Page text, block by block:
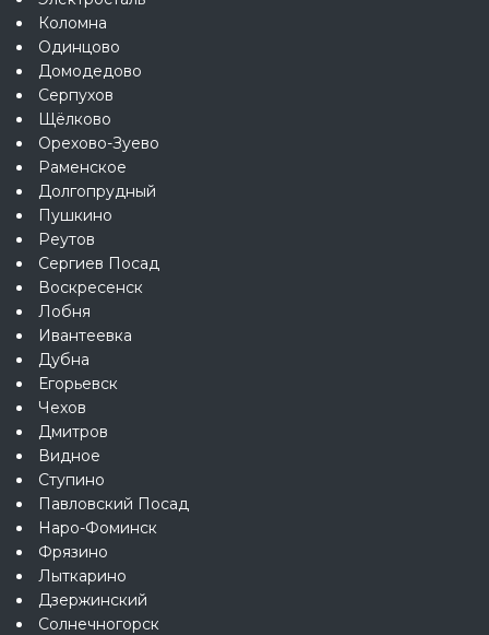
Коломна
Одинцово
Домодедово
Серпухов
Щёлково
Орехово-Зуево
Раменское
Долгопрудный
Пушкино
Реутов
Сергиев Посад
Воскресенск
Лобня
Ивантеевка
Дубна
Егорьевск
Чехов
Дмитров
Видное
Ступино
Павловский Посад
Наро-Фоминск
Фрязино
Лыткарино
Дзержинский
Солнечногорск